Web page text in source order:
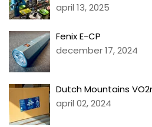
april 13, 2025
Fenix E-CP
december 17, 2024
Dutch Mountains
april 02, 2024